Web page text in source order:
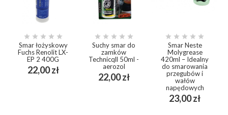
    
Smar łożyskowy
Fuchs Renolit LX-
EP 2 400G
22,00 złCena
    
Suchy smar do
zamków
Technicqll 50ml -
aerozol
22,00 złCena
    
Smar Neste
Molygrease
420ml – Idealny
do smarowania
przegubów i
wałów
napędowych
23,00 złCena